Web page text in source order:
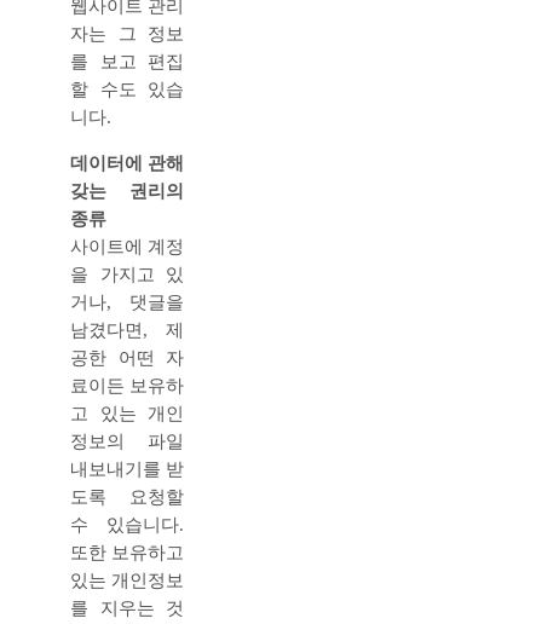
웹사이트 관리
자는 그 정보
를 보고 편집
할 수도 있습
니다.
데이터에 관해
갖는 권리의
종류
사이트에 계정
을 가지고 있
거나, 댓글을
남겼다면, 제
공한 어떤 자
료이든 보유하
고 있는 개인
정보의 파일
내보내기를 받
도록 요청할
수 있습니다.
또한 보유하고
있는 개인정보
를 지우는 것